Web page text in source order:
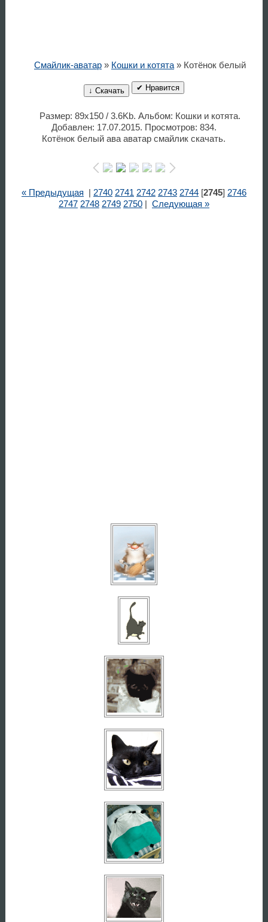
Смайлик-аватар» Кошки и котята» Котёнок белый
↓ Скачать ✔ Нравится
Размер: 89x150 / 3.6Kb. Альбом: Кошки и котята.
Добавлен: 17.07.2015. Просмотров: 834.
Котёнок белый ава аватар смайлик скачать.
« Предыдущая 2740 2741 2742 2743 2744[2745] 2746
2747 2748 2749 2750| Следующая »